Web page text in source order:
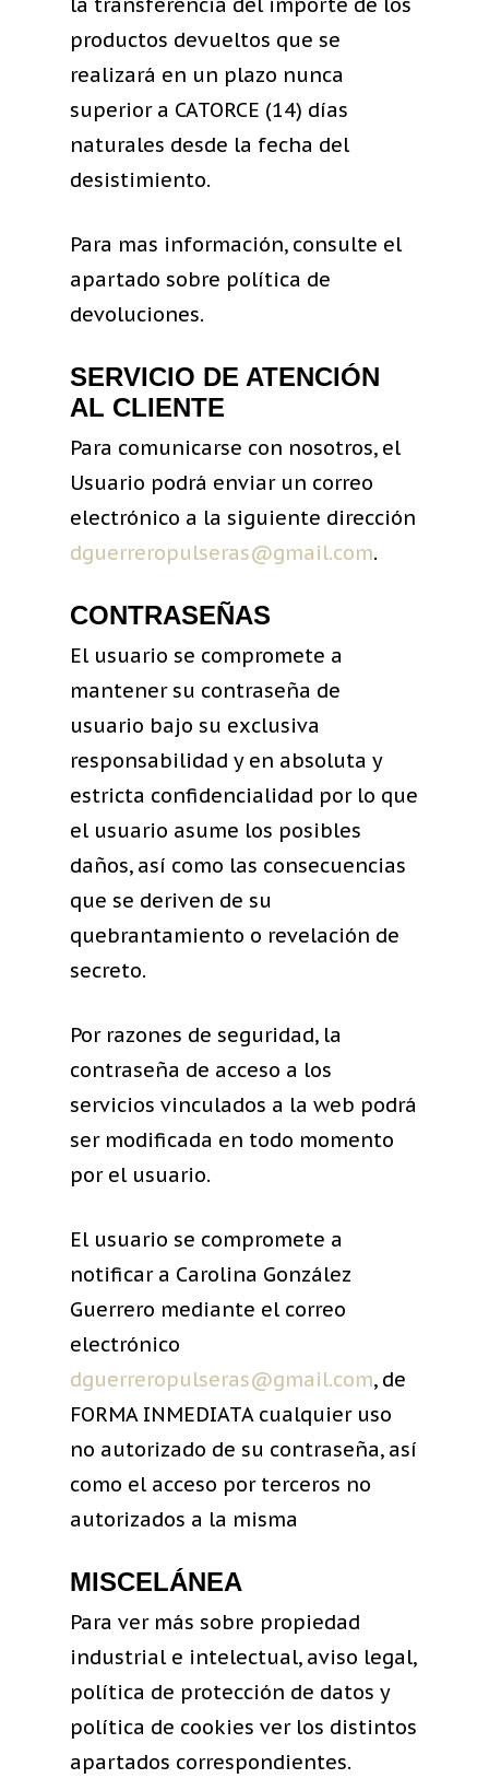
productos devueltos que se
realizará en un plazo nunca
superior a CATORCE (14) días
naturales desde la fecha del
desistimiento.
Para mas información, consulte el
apartado sobre política de
devoluciones.
SERVICIO DE ATENCIÓN
AL CLIENTE
Para comunicarse con nosotros, el
Usuario podrá enviar un correo
electrónico a la siguiente dirección
dguerreropulseras@gmail.com.
CONTRASEÑAS
El usuario se compromete a
mantener su contraseña de
usuario bajo su exclusiva
responsabilidad y en absoluta y
estricta confidencialidad por lo que
el usuario asume los posibles
daños, así como las consecuencias
que se deriven de su
quebrantamiento o revelación de
secreto.
Por razones de seguridad, la
contraseña de acceso a los
servicios vinculados a la web podrá
ser modificada en todo momento
por el usuario.
El usuario se compromete a
notificar a Carolina González
Guerrero mediante el correo
electrónico
dguerreropulseras@gmail.com, de
FORMA INMEDIATA cualquier uso
no autorizado de su contraseña, así
como el acceso por terceros no
autorizados a la misma
MISCELÁNEA
Para ver más sobre propiedad
industrial e intelectual, aviso legal,
política de protección de datos y
política de cookies ver los distintos
apartados correspondientes.